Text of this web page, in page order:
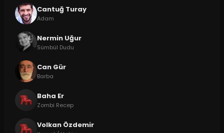
Cantuğ Turay
Adam
Nermin Uğur
Sümbül Dudu
Can Gür
Barba
Baha Er
Zombi Recep
Volkan Özdemir